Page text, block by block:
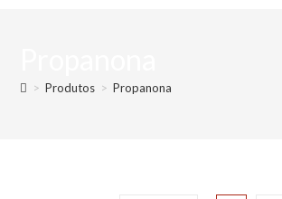
> Produtos > Propanona